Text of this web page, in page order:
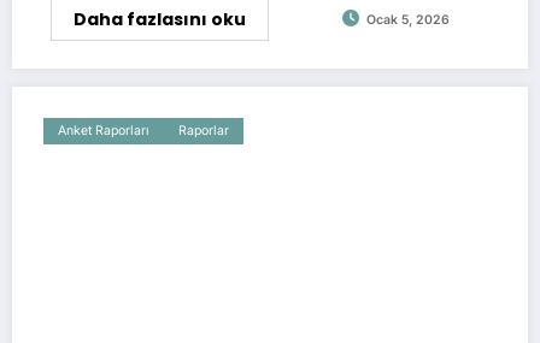
Daha fazlasını oku Ocak 5, 2026
Anket Raporları Raporlar